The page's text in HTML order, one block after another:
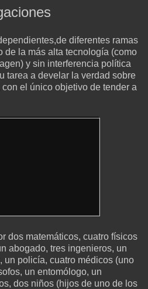
diferentes ramas
de la más alta tecnología (como
y sin interferencia política
tarea a develar la verdad sobre
el único objetivo de tender a
dos matemáticos, cuatro físicos
abogado, tres ingenieros, un
un policía, cuatro médicos (uno
un entomólogo, un
dos niños (hijos de uno de los